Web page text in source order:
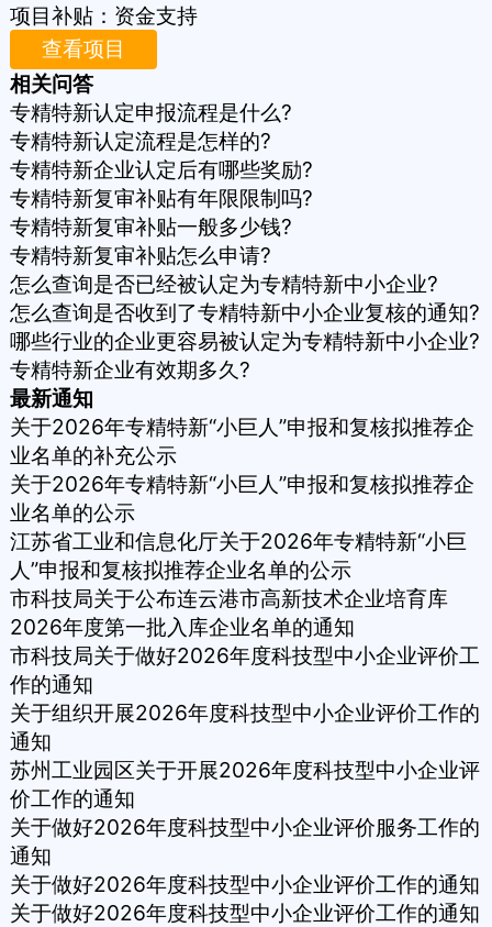
项目补贴： 资金支持
查看项目
相关问答
专精特新认定申报流程是什么?
专精特新认定流程是怎样的?
专精特新企业认定后有哪些奖励?
专精特新复审补贴有年限限制吗?
专精特新复审补贴一般多少钱?
专精特新复审补贴怎么申请?
怎么查询是否已经被认定为专精特新中小企业?
怎么查询是否收到了专精特新中小企业复核的通知?
哪些行业的企业更容易被认定为专精特新中小企业?
专精特新企业有效期多久?
最新通知
关于2026年专精特新“小巨人”申报和复核拟推荐企
业名单的补充公示
关于2026年专精特新“小巨人”申报和复核拟推荐企
业名单的公示
江苏省工业和信息化厅关于2026年专精特新“小巨
人”申报和复核拟推荐企业名单的公示
市科技局关于公布连云港市高新技术企业培育库
2026年度第一批入库企业名单的通知
市科技局关于做好2026年度科技型中小企业评价工
作的通知
关于组织开展2026年度科技型中小企业评价工作的
通知
苏州工业园区关于开展2026年度科技型中小企业评
价工作的通知
关于做好2026年度科技型中小企业评价服务工作的
通知
关于做好2026年度科技型中小企业评价工作的通知
关于做好2026年度科技型中小企业评价工作的通知